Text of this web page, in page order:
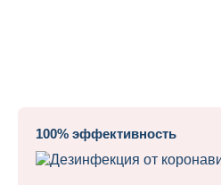
100% эффективность